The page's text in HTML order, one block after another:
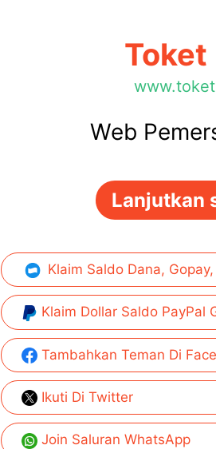
Toket
Web
Lanjutkan
Klaim Saldo Dana,
Klaim Dollar Saldo PayPal
Tambahkan Teman Di
Ikuti Di Twitter
Join Saluran WhatsApp